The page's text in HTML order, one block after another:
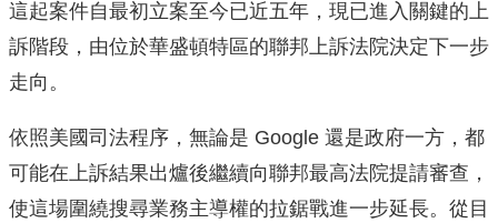
這起案件自最初立案至今已近五年，現已進入關鍵的上
訴階段，由位於華盛頓特區的聯邦上訴法院決定下一步
走向。
依照美國司法程序，無論是 Google 還是政府一方，都
可能在上訴結果出爐後繼續向聯邦最高法院提請審查，
使這場圍繞搜尋業務主導權的拉鋸戰進一步延長。從目